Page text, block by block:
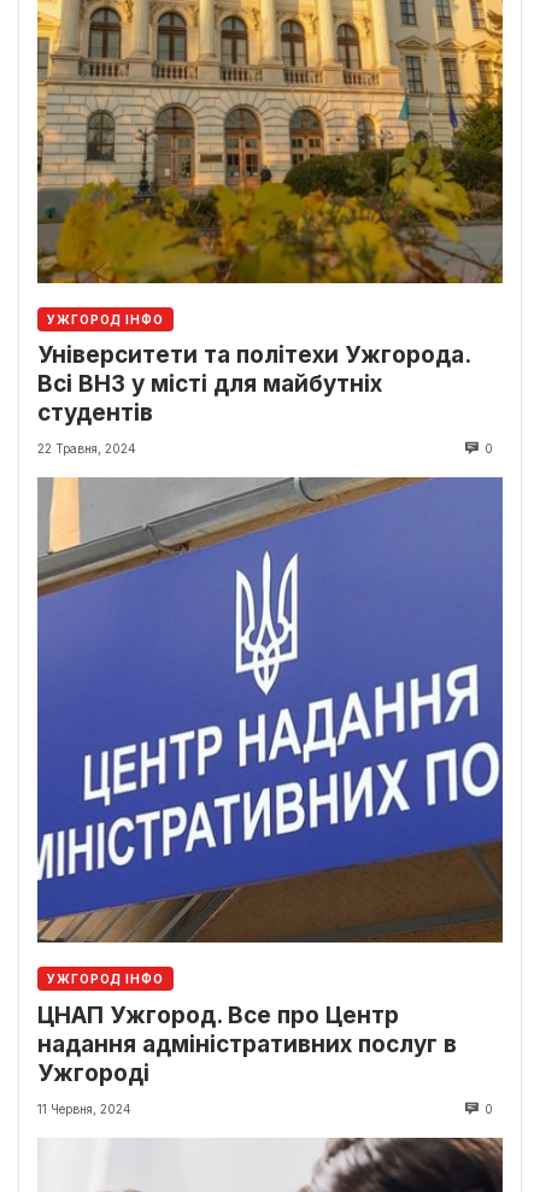
УЖГОРОД ІНФО
Університети та політехи Ужгорода.
Всі ВНЗ у місті для майбутніх
студентів
22 Травня, 2024 0
УЖГОРОД ІНФО
ЦНАП Ужгород. Все про Центр
надання адміністративних послуг в
Ужгороді
11 Червня, 2024 0